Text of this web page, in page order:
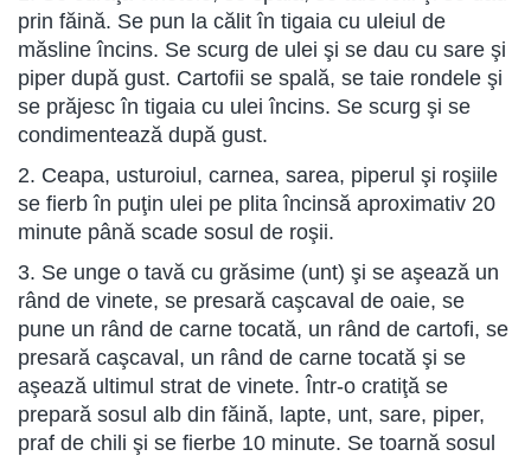
prin făină. Se pun la călit în tigaia cu uleiul de
măsline încins. Se scurg de ulei şi se dau cu sare şi
piper după gust. Cartofii se spală, se taie rondele şi
se prăjesc în tigaia cu ulei încins. Se scurg şi se
condimentează după gust.
2. Ceapa, usturoiul, carnea, sarea, piperul şi roşiile
se fierb în puţin ulei pe plita încinsă aproximativ 20
minute până scade sosul de roşii.
3. Se unge o tavă cu grăsime (unt) şi se aşează un
rând de vinete, se presară caşcaval de oaie, se
pune un rând de carne tocată, un rând de cartofi, se
presară caşcaval, un rând de carne tocată şi se
aşează ultimul strat de vinete. Într-o cratiţă se
prepară sosul alb din făină, lapte, unt, sare, piper,
praf de chili şi se fierbe 10 minute. Se toarnă sosul